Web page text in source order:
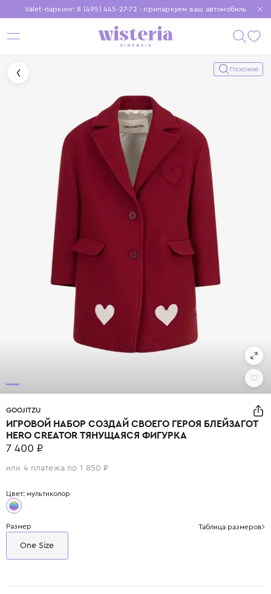
Valet-паркинг: 8 (495) 445-27-72 - припаркуем ваш автомобиль
Бесплатная доставка при заказе от 15 000 ₽
Установите приложение, чтобы покупки были еще удобнее
Похожие
GOOJITZU
ИГРОВОЙ НАБОР СОЗДАЙ СВОЕГО ГЕРОЯ БЛЕЙЗАГОТ
HERO CREATOR ТЯНУЩАЯСЯ ФИГУРКА
7 400 ₽
или 4 платежа по 1 850 ₽
Цвет: мультиколор
Размер Таблица размеров
One Size